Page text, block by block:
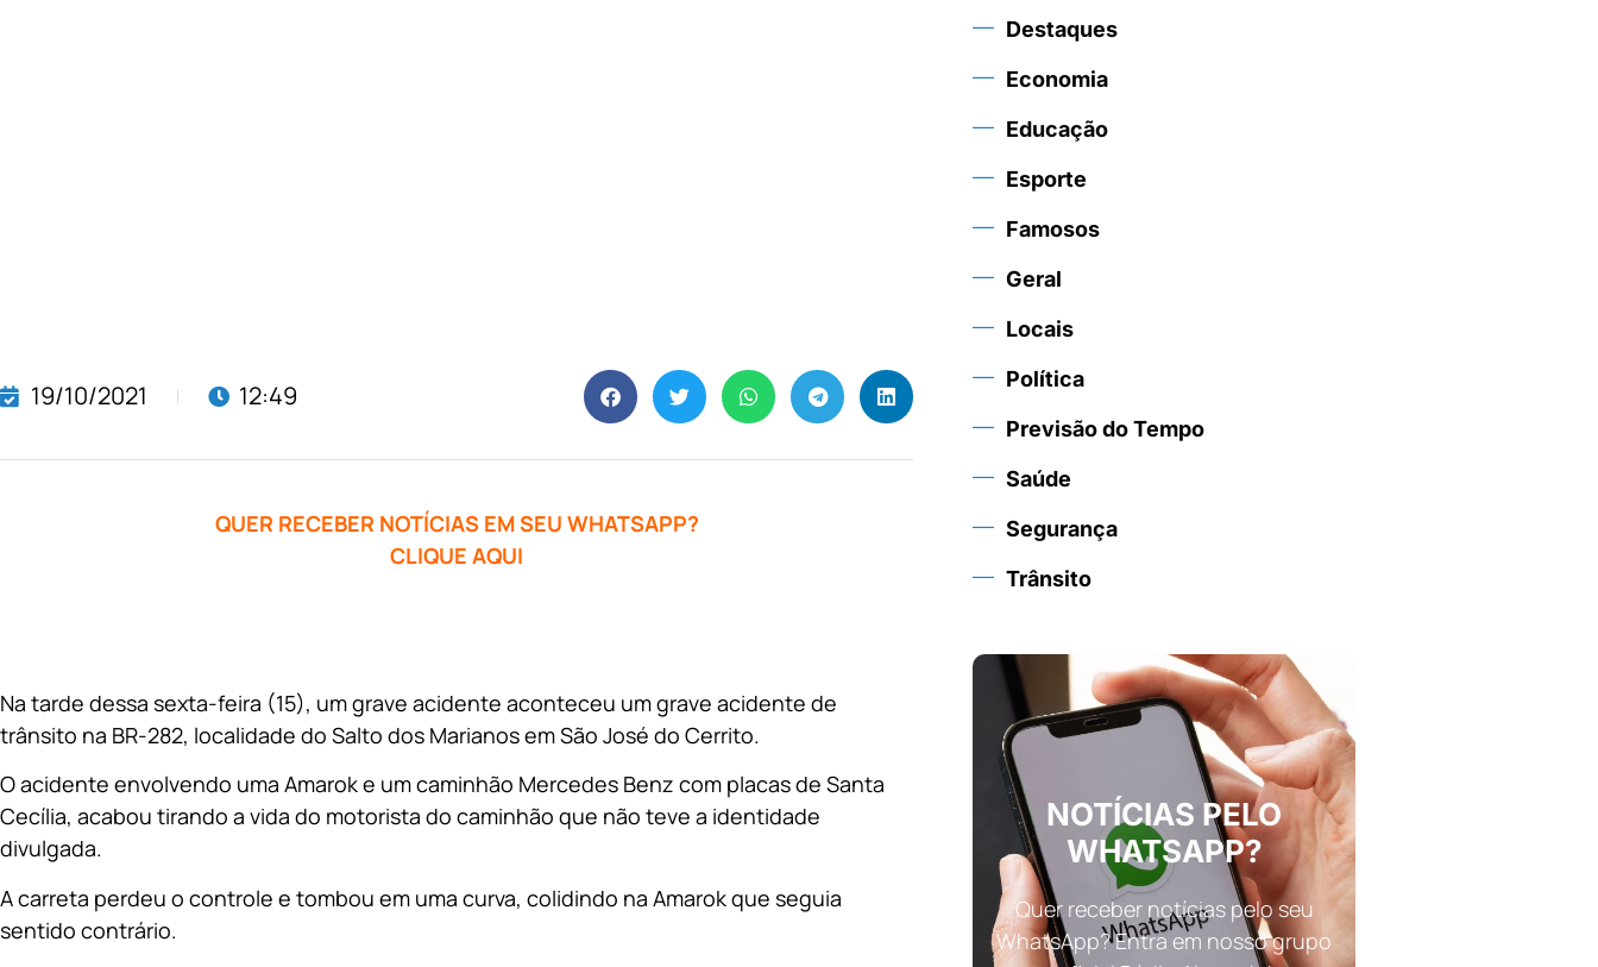
19/10/2021 12:49
QUER RECEBER NOTÍCIAS EM SEU WHATSAPP?
CLIQUE AQUI
Na tarde dessa sexta-feira (15), um grave acidente aconteceu um grave acidente de
trânsito na BR-282, localidade do Salto dos Marianos em São José do Cerrito.
O acidente envolvendo uma Amarok e um caminhão Mercedes Benz com placas de Santa
Cecília, acabou tirando a vida do motorista do caminhão que não teve a identidade
divulgada.
A carreta perdeu o controle e tombou em uma curva, colidindo na Amarok que seguia
sentido contrário.
Destaques
Economia
Educação
Esporte
Famosos
Geral
Locais
Política
Previsão do Tempo
Saúde
Segurança
Trânsito
NOTÍCIAS PELO
WHATSAPP?
Quer receber notícias pelo seu
WhatsApp? Entra em nosso grupo